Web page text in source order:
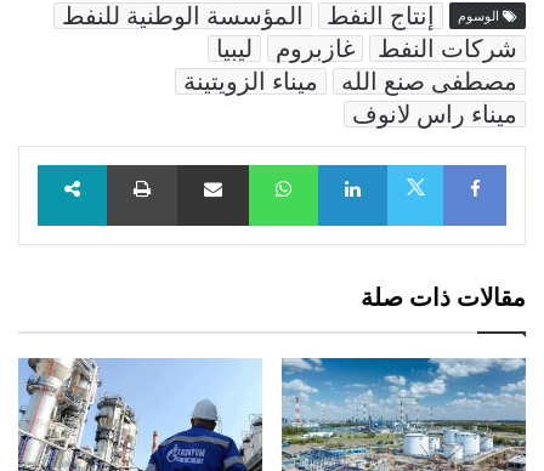
الوسوم إنتاج النفط
المؤسسة الوطنية للنفط
شركات النفط
غازبروم
ليبيا
مصطفى صنع الله
ميناء الزويتينة
ميناء راس لانوف
Facebook
LinkedIn
WhatsAppمشاركة عبر البريد طباعة
مقالات ذات صلة